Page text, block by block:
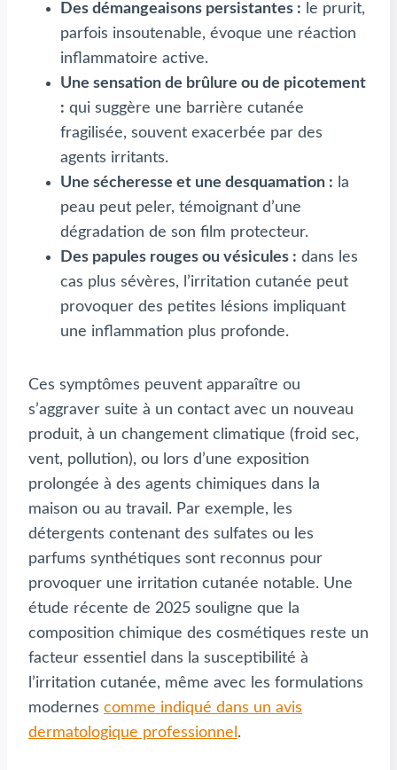
Des démangeaisons persistantes : le prurit,
parfois insoutenable, évoque une réaction
inflammatoire active.
Une sensation de brûlure ou de picotement
: qui suggère une barrière cutanée
fragilisée, souvent exacerbée par des
agents irritants.
Une sécheresse et une desquamation : la
peau peut peler, témoignant d’une
dégradation de son film protecteur.
Des papules rouges ou vésicules : dans les
cas plus sévères, l’irritation cutanée peut
provoquer des petites lésions impliquant
une inflammation plus profonde.
Ces symptômes peuvent apparaître ou
s’aggraver suite à un contact avec un nouveau
produit, à un changement climatique (froid sec,
vent, pollution), ou lors d’une exposition
prolongée à des agents chimiques dans la
maison ou au travail. Par exemple, les
détergents contenant des sulfates ou les
parfums synthétiques sont reconnus pour
provoquer une irritation cutanée notable. Une
étude récente de 2025 souligne que la
composition chimique des cosmétiques reste un
facteur essentiel dans la susceptibilité à
l’irritation cutanée, même avec les formulations
modernes comme indiqué dans un avis
dermatologique professionnel .